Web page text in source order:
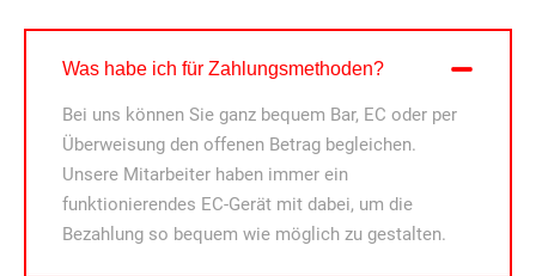
Was habe ich für Zahlungsmethoden?
Bei uns können Sie ganz bequem Bar, EC oder per
Überweisung den offenen Betrag begleichen.
Unsere Mitarbeiter haben immer ein
funktionierendes EC-Gerät mit dabei, um die
Bezahlung so bequem wie möglich zu gestalten.